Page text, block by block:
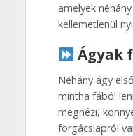
amelyek
kellemetlenül
Ágyak
Néhány ágy
mintha fából
megnézi,
forgácslapról